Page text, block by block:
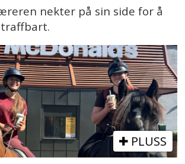
nekter på sin side for å
PLUSS